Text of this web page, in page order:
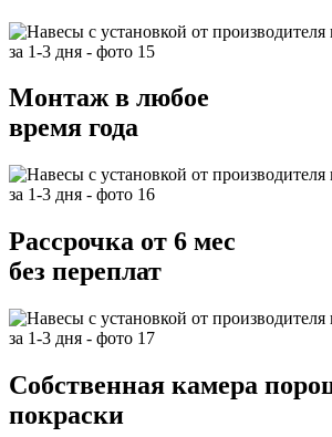
Монтаж в любое
время года
Рассрочка от 6 мес
без переплат
Собственная камера
покраски